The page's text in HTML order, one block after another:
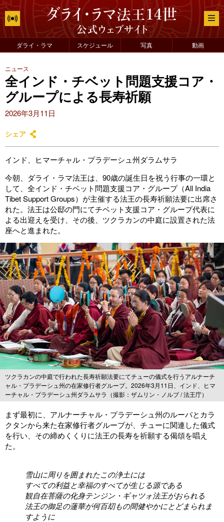
ダライ・ラマ スケジュール 写真 動画
ニュース
全インド・チベット問題支援コア・
グループによる長寿祈願
2026年3月11日
シェア
インド、ヒマーチャル・プラデーシュ州ダラムサラ
今朝、ダライ・ラマ法王は、90歳の誕生日を祝う行事の一環と
して、全インド・チベット問題支援コア・グループ（All India
Tibet Support Groups）が主催する法王の長寿祈願法要に出席さ
れた。法王は公邸の門にてチベット支援コア・グループ代表に
よる出迎えを受け、その後、ツクラカンの中庭に設置された法
座へと進まれた。
ツクラカンの中庭で行われた長寿祈願法要にてチューの儀式を行うアルナーチ
ャル・プラデーシュ州の在家修行者グループ。2026年3月11日、インド、ヒマ
ーチャル・プラデーシュ州ダラムサラ（撮影：ザムリン・ノルブ / 法王庁）
まず最初に、アルナーチャル・プラデーシュ州のルーパとカラ
クタンから来た在家修行者グループが、チューに関連した儀式
を行い、その締めくくりに法王の長寿を祈願する偈頌を唱え
た。
雪山に周りを囲まれたこの浄土には
すべての利益と幸福のすべてが生じる源である
観自在菩薩の化身テンジン・ギャツォ法王がおられる
法王の御足の蓮華が何百刧もの間健やかにとどまられま
すように